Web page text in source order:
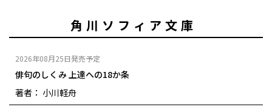
角川ソフィア文庫
2026年08月25日発売予定
俳句のしくみ 上達への18か条
著者： 小川軽舟